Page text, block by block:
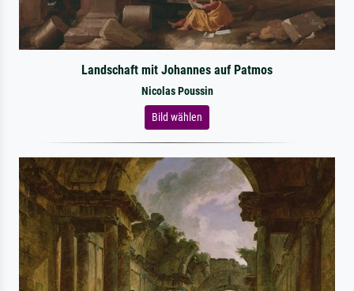
Landschaft mit Johannes auf Patmos
Nicolas Poussin
Bild wählen